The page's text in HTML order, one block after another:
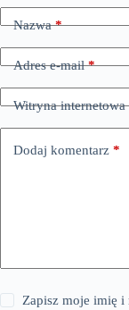
Nazwa*
Adres e-mail*
Witryna internetowa
Dodaj komentarz *
Zapisz moje imię i